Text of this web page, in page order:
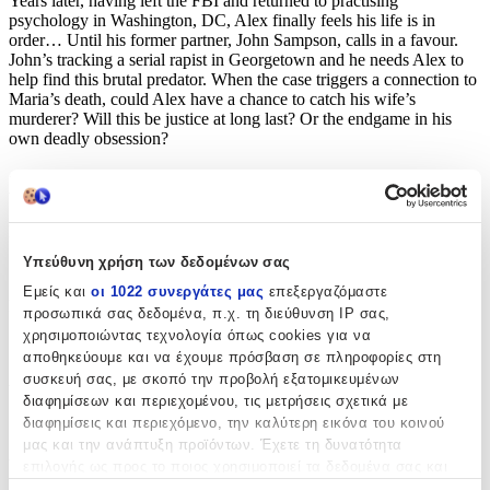
Υπεύθυνη χρήση των δεδομένων σας
Εμείς και οι 1022 συνεργάτες μας επεξεργαζόμαστε
προσωπικά σας δεδομένα, π.χ. τη διεύθυνση IP σας,
χρησιμοποιώντας τεχνολογία όπως cookies για να
αποθηκεύουμε και να έχουμε πρόσβαση σε πληροφορίες στη
συσκευή σας, με σκοπό την προβολή εξατομικευμένων
διαφημίσεων και περιεχομένου, τις μετρήσεις σχετικά με
διαφημίσεις και περιεχόμενο, την καλύτερη εικόνα του κοινού
μας και την ανάπτυξη προϊόντων. Έχετε τη δυνατότητα
psychology in Washington, DC, Alex finally feels his life is in
order… Until his former partner, John Sampson, calls in a favour.
John’s tracking a serial rapist in Georgetown and he needs Alex to
help find this brutal predator. When the case triggers a connection to
Maria’s death, could Alex have a chance to catch his wife’s
murderer? Will this be justice at long last? Or the endgame in his
own deadly obsession?
Χαρακτηριστικά
JAMES PATTERSON
Εκδότης
Headline Book Publishing
Αριθμός Σελίδων:
464
Διαστάσεις: